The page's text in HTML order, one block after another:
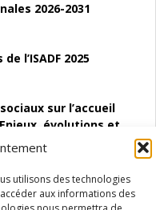
utilisons des technologies
aux informations des
2026-2031
l’ISADF 2025
sur l’accueil
évolutions et